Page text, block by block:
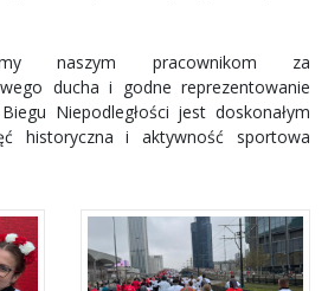
naszym pracownikom za
ducha i godne reprezentowanie
Niepodległości jest doskonałym
historyczna i aktywność sportowa